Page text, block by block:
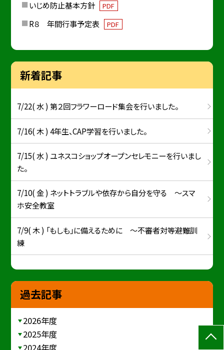
いじめ防止基本方針
PDF
R８ 年間行事予定表 PDF
新着記事
7/22( 水 ) 第２回フラワーロード集会を行いました。
7/16( 木 ) 4年生、CAP学習を行いました。
7/15( 水 ) ユネスコショップオープンセレモニーを行いまし
た。
7/10( 金 ) ネットトラブルや依存から自分を守る ～スマ
ホ安全教室
7/9( 木 ) 「もしも」に備えるために ～不審者対等避難訓
練
過去記事
2026年度
2025年度
2024年度